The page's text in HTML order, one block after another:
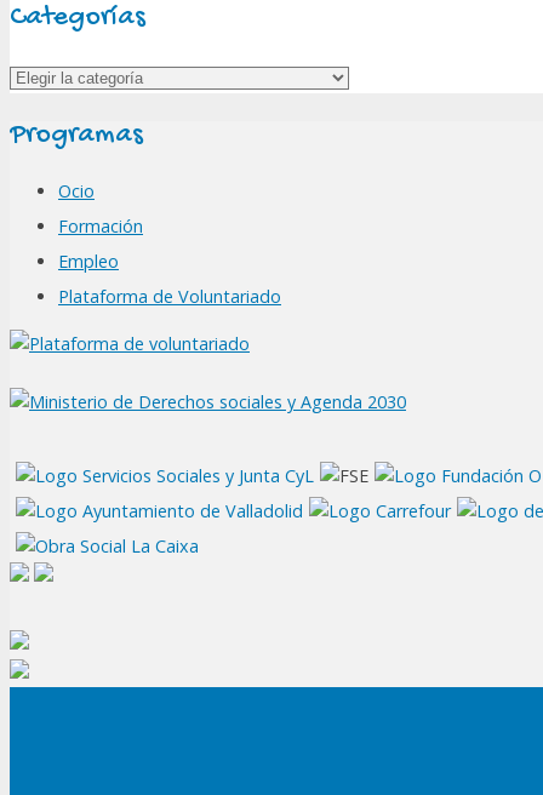
Categorías
Categorías
Programas
Ocio
Formación
Empleo
Plataforma de Voluntariado